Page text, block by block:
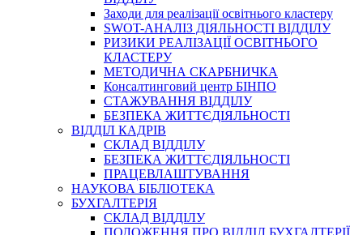
Заходи для реалізації освітнього кластеру
SWOT-АНАЛІЗ ДІЯЛЬНОСТІ ВІДДІЛУ
РИЗИКИ РЕАЛІЗАЦІЇ ОСВІТНЬОГО
КЛАСТЕРУ
МЕТОДИЧНА СКАРБНИЧКА
Консалтинговий центр БІНПО
СТАЖУВАННЯ ВІДДІЛУ
БЕЗПЕКА ЖИТТЄДІЯЛЬНОСТІ
ВІДДІЛ КАДРІВ
СКЛАД ВІДДІЛУ
БЕЗПЕКА ЖИТТЄДІЯЛЬНОСТІ
ПРАЦЕВЛАШТУВАННЯ
НАУКОВА БІБЛІОТЕКА
БУХГАЛТЕРІЯ
СКЛАД ВІДДІЛУ
ПОЛОЖЕННЯ ПРО ВІДДІЛ БУХГАЛТЕРІЇ